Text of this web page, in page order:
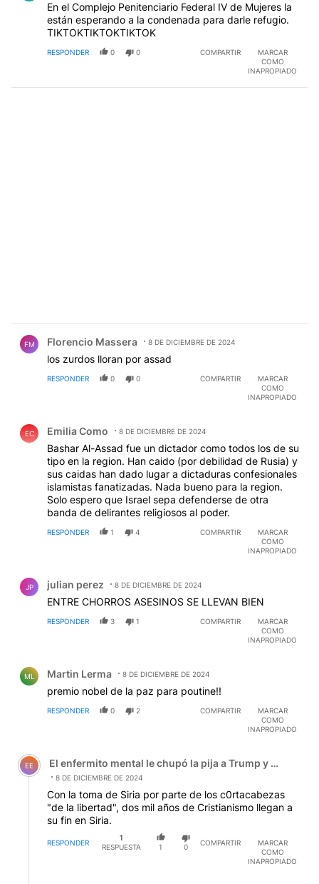
En el Complejo Penitenciario Federal IV de Mujeres la
están esperando a la condenada para darle refugio.
TIKTOKTIKTOKTIKTOK
RESPONDER 0 0 COMPARTIR
MARCAR
COMO
INAPROPIADO
FM Florencio Massera 8 DE DICIEMBRE DE 2024
los zurdos lloran por assad
RESPONDER 0 0 COMPARTIR
MARCAR
COMO
INAPROPIADO
EC Emilia Como 8 DE DICIEMBRE DE 2024
Bashar Al-Assad fue un dictador como todos los de su
tipo en la region. Han caido (por debilidad de Rusia) y
sus caidas han dado lugar a dictaduras confesionales
islamistas fanatizadas. Nada bueno para la region.
Solo espero que Israel sepa defenderse de otra
banda de delirantes religiosos al poder.
RESPONDER 1 4 COMPARTIR
MARCAR
COMO
INAPROPIADO
JP julian perez 8 DE DICIEMBRE DE 2024
ENTRE CHORROS ASESINOS SE LLEVAN BIEN
RESPONDER 3 1 COMPARTIR
MARCAR
COMO
INAPROPIADO
ML Martin Lerma 8 DE DICIEMBRE DE 2024
premio nobel de la paz para poutine!!
RESPONDER 0 2 COMPARTIR
MARCAR
COMO
INAPROPIADO
Comentario de El enfermito mental le chupó la pija a
EE El enfermito mental le chupó la pija a Trump y el
8 DE DICIEMBRE DE 2024
Con la toma de Siria por parte de los c0rtacabezas
"de la libertad", dos mil años de Cristianismo llegan a
su fin en Siria.
RESPONDER
1
RESPUESTA
1 0
COMPARTIR
MARCAR
COMO
INAPROPIADO